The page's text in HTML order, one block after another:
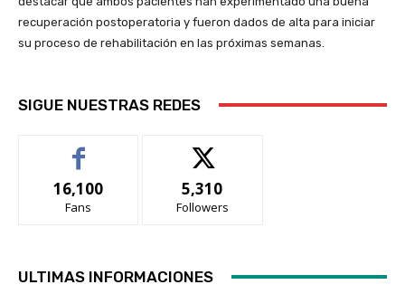
recuperación postoperatoria y fueron dados de alta para iniciar
su proceso de rehabilitación en las próximas semanas.
SIGUE NUESTRAS REDES
16,100
Fans
5,310
Followers
ULTIMAS INFORMACIONES